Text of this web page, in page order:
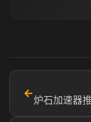
←
炉石加速器